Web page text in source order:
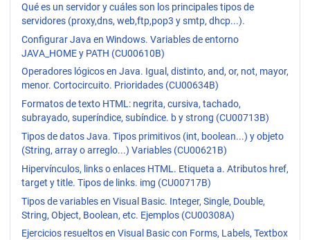
Qué es un servidor y cuáles son los principales tipos de
servidores (proxy,dns, web,ftp,pop3 y smtp, dhcp...).
Configurar Java en Windows. Variables de entorno
JAVA_HOME y PATH (CU00610B)
Operadores lógicos en Java. Igual, distinto, and, or, not, mayor,
menor. Cortocircuito. Prioridades (CU00634B)
Formatos de texto HTML: negrita, cursiva, tachado,
subrayado, superíndice, subíndice. b y strong (CU00713B)
Tipos de datos Java. Tipos primitivos (int, boolean...) y objeto
(String, array o arreglo...) Variables (CU00621B)
Hipervínculos, links o enlaces HTML. Etiqueta a. Atributos href,
target y title. Tipos de links. img (CU00717B)
Tipos de variables en Visual Basic. Integer, Single, Double,
String, Object, Boolean, etc. Ejemplos (CU00308A)
Ejercicios resueltos en Visual Basic con Forms, Labels, Textbox